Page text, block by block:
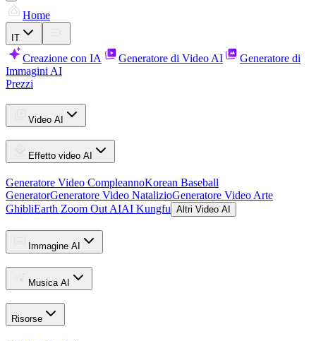
Home
IT
Creazione con IA Generatore di Video AI
Generatore di
Immagini AI
Prezzi
Video AI
Effetto video AI
Generatore Video CompleannoKorean Baseball
GeneratorGeneratore Video NatalizioGeneratore Video Arte
GhibliEarth Zoom Out AIAI Kungfu Altri Video AI
Immagine AI
Musica AI
Risorse